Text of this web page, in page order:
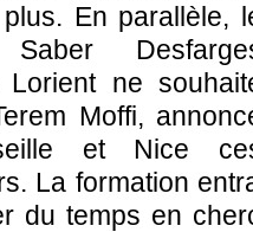
En parallèle,
Saber
Lorient ne
Moffi,
et Nice
La formation
du temps en